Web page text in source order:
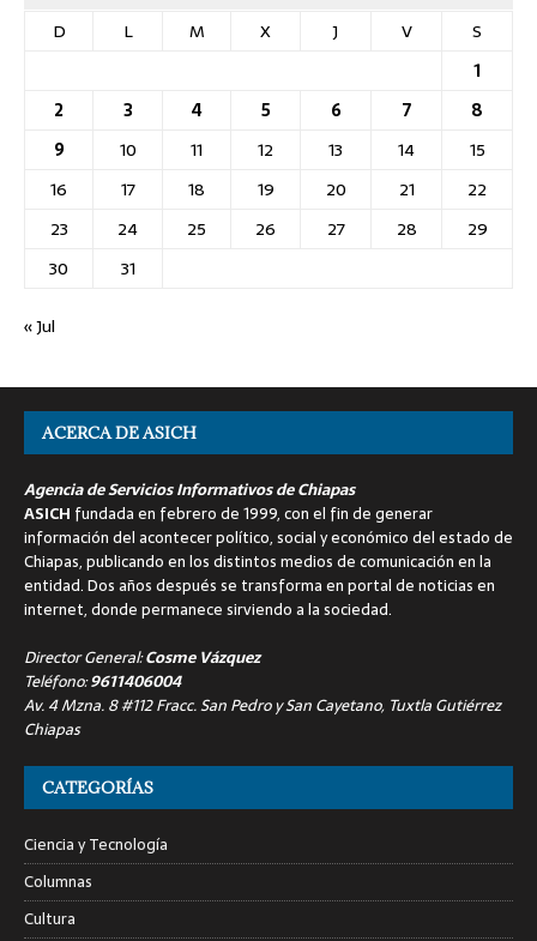
D
L M X J V
S
1
2
3 4 5 6 7
8
9
10 11 12 13 14
15
16
17 18 19 20 21
22
23
24 25 26 27 28
29
30
31
« Jul
ACERCA DE ASICH
Agencia de Servicios Informativos de Chiapas
ASICH fundada en febrero de 1999, con el fin de generar
información del acontecer político, social y económico del estado de
Chiapas, publicando en los distintos medios de comunicación en la
entidad. Dos años después se transforma en portal de noticias en
internet, donde permanece sirviendo a la sociedad.
Director General:Cosme Vázquez
Teléfono:9611406004
Av. 4 Mzna. 8 #112 Fracc. San Pedro y San Cayetano, Tuxtla Gutiérrez
Chiapas
CATEGORÍAS
Ciencia y Tecnología
Columnas
Cultura